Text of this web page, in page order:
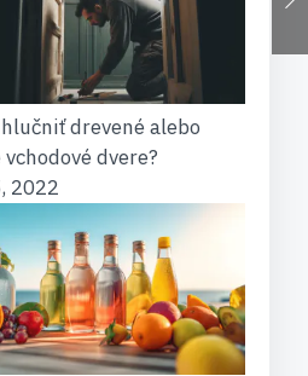
drevené alebo
vchodové dvere?
2022